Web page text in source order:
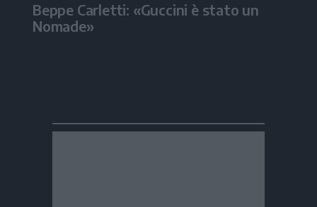
Beppe Carletti: «Guccini è stato un
Nomade»